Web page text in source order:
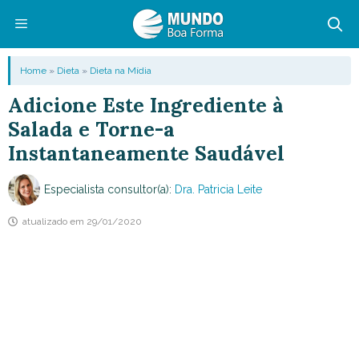
conteúdo
Menu
Home » Dieta » Dieta na Mídia
Adicione Este Ingrediente à
Salada e Torne-a
Instantaneamente Saudável
Especialista consultor(a): Dra. Patricia Leite
atualizado em 29/01/2020